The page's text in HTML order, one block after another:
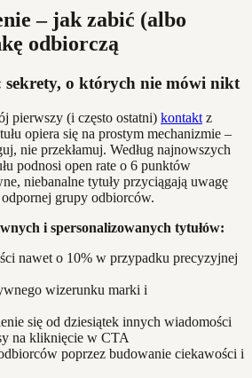
– jak zabić (albo
odbiorczą
sekrety, o których nie mówi nikt
pierwszy (i często ostatni) kontakt z
opiera się na prostym mechanizmie –
nie przekłamuj. Według najnowszych
podnosi open rate o 6 punktów
niebanalne tytuły przyciągają uwagę
grupy odbiorców.
i spersonalizowanych tytułów:
nawet o 10% w przypadku precyzyjnej
wizerunku marki i
się od dziesiątek innych wiadomości
na kliknięcie w CTA
poprzez budowanie ciekawości i